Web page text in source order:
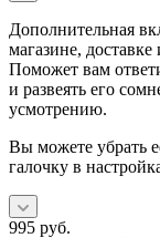
Дополнительная
магазине,
Поможет вам
и развеять его
усмотрению.
Вы можете убрать
галочку в
995 руб.